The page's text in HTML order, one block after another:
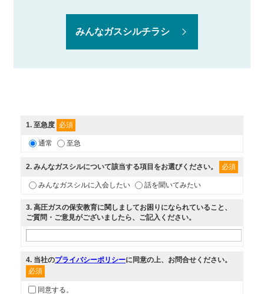
みんなガスシルチラシ